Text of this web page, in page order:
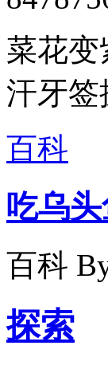
菜花
汗牙签
百科
吃乌
百科
探索